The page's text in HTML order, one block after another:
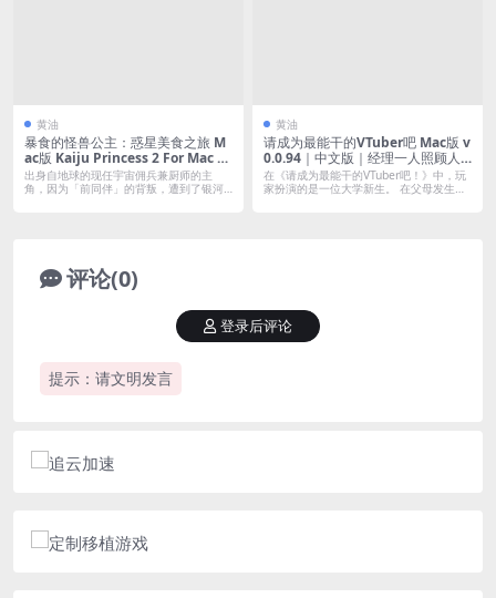
黄油
暴食的怪兽公主：惑星美食之旅 M
ac版 Kaiju Princess 2 For Mac v
1.09｜中文移植版｜怪兽公主系列
第三部
出身自地球的现任宇宙佣兵兼厨师的主
角，因为「前同伴」的背叛，遭到了银河
黄油
请成为最能干的VTuber吧 Mac版 v
0.0.94｜中文版｜经理一人照顾人
妻+辣妹+社恐宅女中之人
在《请成为最能干的VTuber吧！》中，玩
家扮演的是一位大学新生。 在父母发生
评论(0)
提示：请文明发言
登录后评论